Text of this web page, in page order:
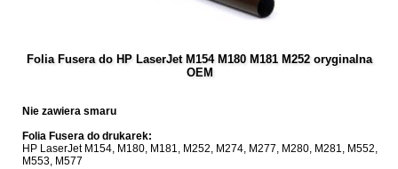
Folia Fusera do HP LaserJet M154 M180 M181 M252 oryginalna
OEM
Nie zawiera smaru
Folia Fusera do drukarek:
HP LaserJet M154, M180, M181, M252, M274, M277, M280, M281, M552,
M553, M577